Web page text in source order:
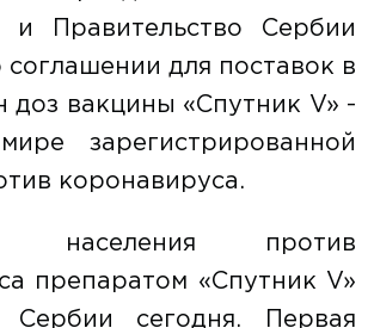
и Правительство Сербии
соглашении для поставок в
доз вакцины «Спутник V» -
зарегистрированной
коронавируса.
населения против
препаратом «Спутник V»
Сербии сегодня. Первая